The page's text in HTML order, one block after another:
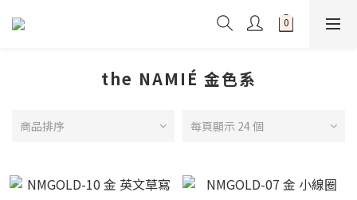
the NAMIÉ 金色系
商品排序 每頁顯示 24 個